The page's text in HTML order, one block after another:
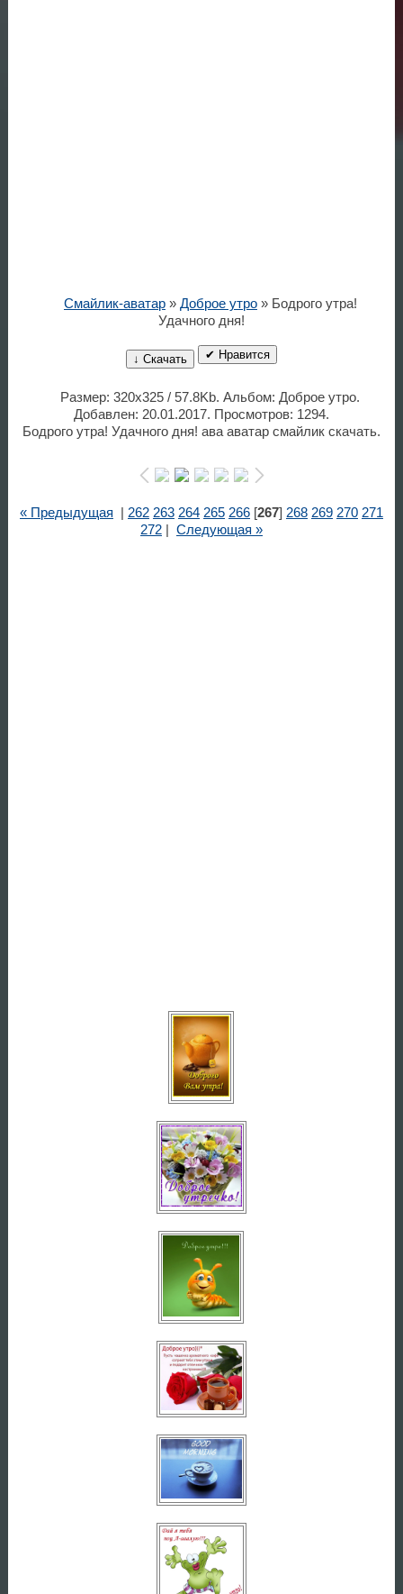
Смайлик-аватар» Доброе утро» Бодрого утра!
Удачного дня!
↓ Скачать ✔ Нравится
Размер: 320x325 / 57.8Kb. Альбом: Доброе утро.
Добавлен: 20.01.2017. Просмотров: 1294.
Бодрого утра! Удачного дня! ава аватар смайлик скачать.
« Предыдущая 262 263 264 265 266[267] 268 269 270 271
272| Следующая »